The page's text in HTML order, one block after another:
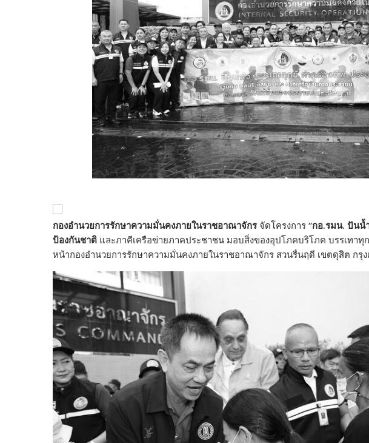
กองอำนวยการรักษาความมั่นคงภายในราชอาณาจักรจัดโครงการ “กอ.รมน. ปันน้
ป้องกันชาติ และภาคีเครือข่ายภาคประชาชน มอบสิ่งของอุปโภคบริโภค บรรเทา
หน้ากองอำนวยการรักษาความมั่นคงภายในราชอาณาจักร สวนรื่นฤดี เขตดุสิต กรุง